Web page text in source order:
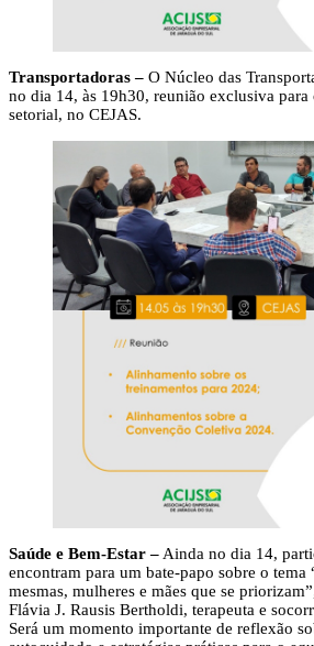
Transportadoras – O Núcleo das
no dia 14, às 19h30, reunião exclusiva
setorial, no CEJAS.
Saúde e Bem-Estar – Ainda no dia 14,
encontram para um bate-papo sobre o tema
mesmas, mulheres e mães que se
Flávia J. Rausis Bertholdi, terapeuta e
Será um momento importante de reflexão